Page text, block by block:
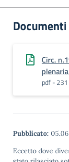
Documenti
Circ.
pdf -
Pubblicato:
Eccetto dove